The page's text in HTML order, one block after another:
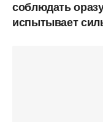
соблюдать
испытывает